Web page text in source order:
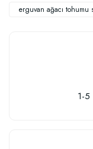
erguvan ağacı tohumu
1-5